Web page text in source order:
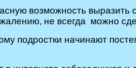
возможность выразить
не всегда можно
подростки начинают